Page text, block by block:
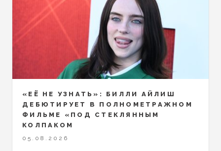
«ЕЁ НЕ УЗНАТЬ»: БИЛЛИ АЙЛИШ
ДЕБЮТИРУЕТ В ПОЛНОМЕТРАЖНОМ
ФИЛЬМЕ «ПОД СТЕКЛЯННЫМ
КОЛПАКОМ
05.08.2026